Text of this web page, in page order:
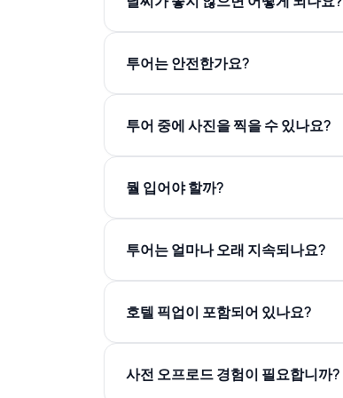
투어는 안전한가요?
투어 중에 사진을 찍을 수 있나요?
뭘 입어야 할까?
투어는 얼마나 오래 지속되나요?
호텔 픽업이 포함되어 있나요?
사전 오프로드 경험이 필요합니까?